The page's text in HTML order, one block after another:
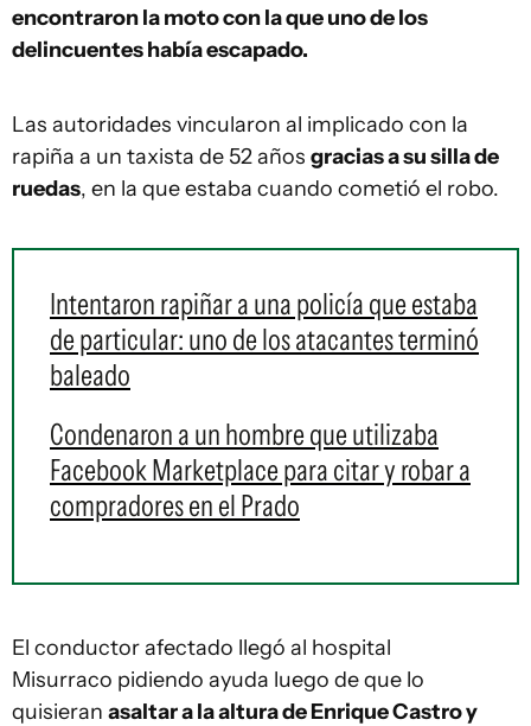
encontraron la moto con la que uno de los
delincuentes había escapado.
Las autoridades vincularon al implicado con la
rapiña a un taxista de 52 años gracias a su silla de
ruedas, en la que estaba cuando cometió el robo.
Intentaron rapiñar a una policía que estaba
de particular: uno de los atacantes terminó
baleado
Condenaron a un hombre que utilizaba
Facebook Marketplace para citar y robar a
compradores en el Prado
El conductor afectado llegó al hospital
Misurraco pidiendo ayuda luego de que lo
quisieran asaltar a la altura de Enrique Castro y